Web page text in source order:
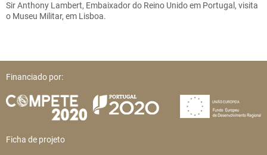
Sir Anthony Lambert, Embaixador do Reino Unido em Portugal, visita
o Museu Militar, em Lisboa.
Financiado por:
Ficha de projeto